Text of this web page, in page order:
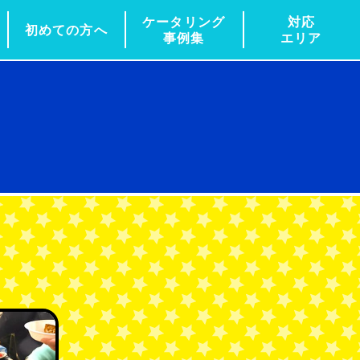
初めての方へ
ケータリング
事例集
対応
エリア